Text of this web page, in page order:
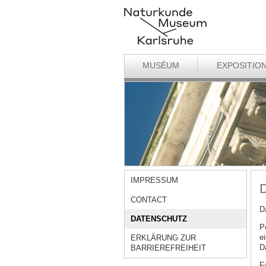
MUSÉUM
IMPRESSUM
CONTACT
DATENSCHUTZ
ERKLÄRUNG ZUR
BARRIEREFREIHEIT